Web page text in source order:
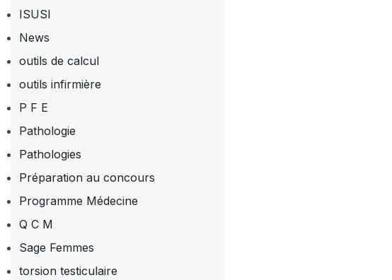
ISUSI
News
outils de calcul
outils infirmière
P F E
Pathologie
Pathologies
Préparation au concours
Programme Médecine
Q C M
Sage Femmes
torsion testiculaire